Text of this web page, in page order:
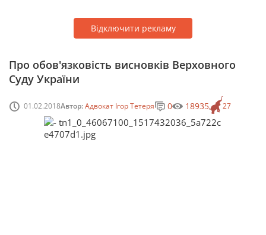
Відключити рекламу
Про обов'язковість висновків Верховного
Суду України
01.02.2018Автор:Адвокат Ігор Тетеря 27
0 18935